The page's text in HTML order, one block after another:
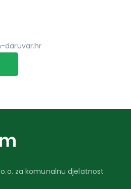
daruvar.hr
za komunalnu djelatnost